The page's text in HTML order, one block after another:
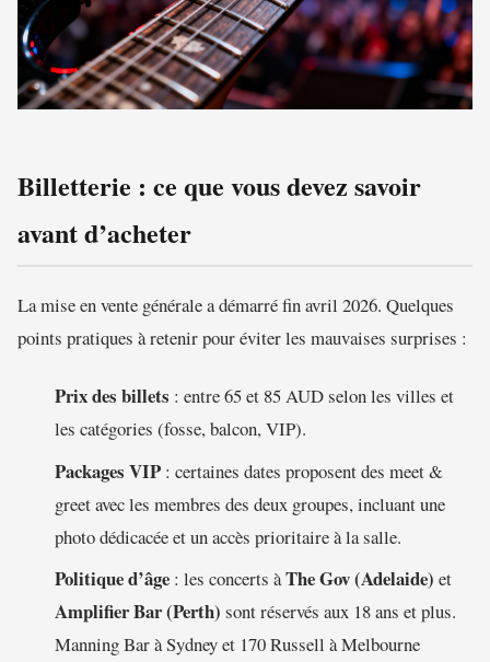
Billetterie : ce que vous devez savoir
avant d’acheter
La mise en vente générale a démarré fin avril 2026. Quelques
points pratiques à retenir pour éviter les mauvaises surprises :
Prix des billets : entre 65 et 85 AUD selon les villes et
les catégories (fosse, balcon, VIP).
Packages VIP: certaines dates proposent des meet &
greet avec les membres des deux groupes, incluant une
photo dédicacée et un accès prioritaire à la salle.
Politique d’âge: les concerts àThe Gov (Adelaide) et
Amplifier Bar (Perth) sont réservés aux 18 ans et plus.
Manning Bar à Sydney et 170 Russell à Melbourne